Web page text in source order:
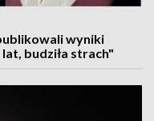
wyniki
budziła strach"